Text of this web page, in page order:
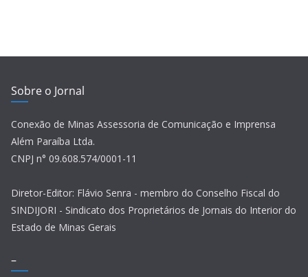
Sobre o Jornal
Conexão de Minas Assessoria de Comunicação e Imprensa
Além Paraíba Ltda.
CNPJ n° 09.608.574/0001-11
Diretor-Editor: Flávio Senra - membro do Conselho Fiscal do
SINDIJORI - Sindicato dos Proprietários de Jornais do Interior do
Estado de Minas Gerais
–